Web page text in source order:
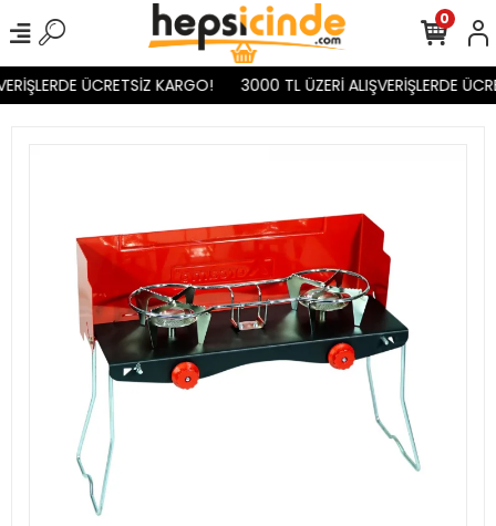
ÜCRETSİZ KARGO! 3000 TL ÜZERİ ALIŞVERİŞLERDE
0